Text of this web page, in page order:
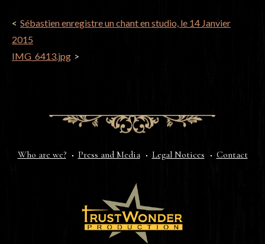
POST
NAVIGATION
Sébastien enregistre un chant en studio, le 14 Janvier
2015
IMG_6413.jpg
Who are we? Press and Media Legal Notices Contact